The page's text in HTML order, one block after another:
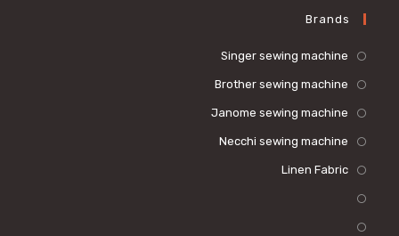
Brands
Singer sewing machine
Brother sewing machine
Janome sewing machine
Necchi sewing machine
Linen Fabric